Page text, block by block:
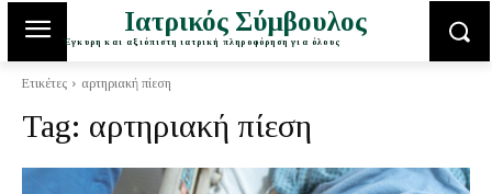
Ιατρικός Σύμβουλος
Έγκυρη και αξιόπιστη ιατρική πληροφόρηση για όλους
Ετικέτες αρτηριακή πίεση
Tag: αρτηριακή πίεση